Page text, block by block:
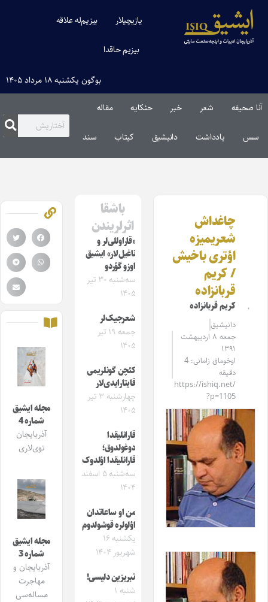
یازیچیلار بیزیم‌له علاقه
بیزیم حاقدا
بوگون یکشنبه ۱۸ مرداد ۱۴۰۵
آنا صحیفه شعر خبر حئکایه مقاله‌
سس یادداشت دانیشیق کیتاب سند
چاغداش
شعریمیزه
اؤتری باخیش
/ کریم
قربانزاده
کریم قربانزاده
دانیشیق
جمعه ۸ اردیبهشت
۱۳۹۱
اوخوماق زامانی: 4
دقیقه
https://ishiq.net/
?p=1105
باشقا
اثرلریندن
«قاراوللی‌لر و
ناغیل‌لار» ایشیق
اوزو گؤردو
سه‌شنبه ۳۰ تیر
۱۴۰۵
شعرجیک‌لر
جمعه ۱۹ تیر
۱۴۰۵
کئچن گونلریمی
قایتارایدی‌لار
چهارشنبه ۳ تیر
۱۴۰۵
قارانلیقدا
دوغولدوق؛
قارانلیقدا اؤلدوک
سه‌شنبه ۵ اسفند
۱۴۰۴
من او ساعاتدان
اؤلولره قوشولدوم
یکشنبه ۱۶
شهریور ۱۴۰۴
تبریزین دلیسی‌!
شنبه ۱
مجله ایشیق
شماره 4
آذربایجان
توی‌لاری
مجله ایشیق
شماره 3
آذربایجان و
مهاجرت
مساله‌سی